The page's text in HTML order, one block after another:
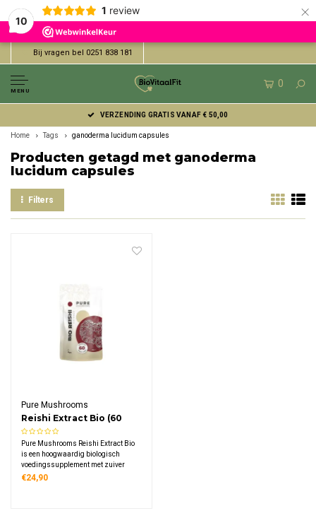
10
1 review ×
Bij vragen bel 0251 838 181
MENU
0
VERZENDING GRATIS VANAF € 50,00
Home Tags ganoderma lucidum capsules
Producten getagd met ganoderma
lucidum capsules
Filters
Pure Mushrooms
Reishi Extract Bio (60
capsules)
Pure Mushrooms Reishi Extract Bio
is een hoogwaardig biologisch
voedingssupplement met zuiver
reishi-extract uit het vruchtlichaam.
€24,90